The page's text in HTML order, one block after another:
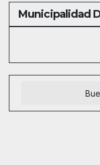
Municipalidad